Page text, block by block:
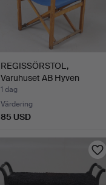
REGISSÖRSTOL,
Varuhuset AB Hyven
Stockholm.
1 dag
Värdering
85 USD